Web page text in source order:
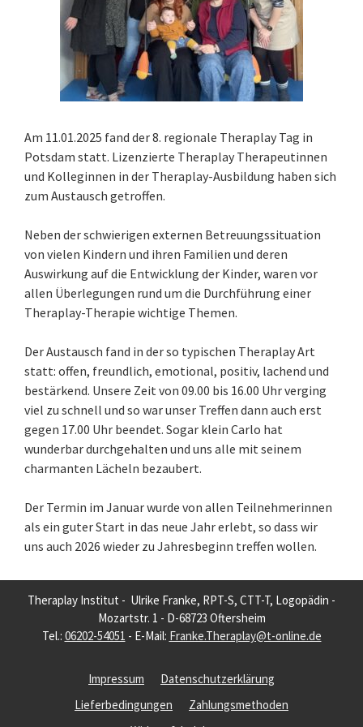
Am 11.01.2025 fand der 8. regionale Theraplay Tag in
Potsdam statt. Lizenzierte Theraplay Therapeutinnen
und Kolleginnen in der Theraplay-Ausbildung haben sich
zum Austausch getroffen.
Neben der schwierigen externen Betreuungssituation
von vielen Kindern und ihren Familien und deren
Auswirkung auf die Entwicklung der Kinder, waren vor
allen Überlegungen rund um die Durchführung einer
Theraplay-Therapie wichtige Themen.
Der Austausch fand in der so typischen Theraplay Art
statt: offen, freundlich, emotional, positiv, lachend und
bestärkend. Unsere Zeit von 09.00 bis 16.00 Uhr verging
viel zu schnell und so war unser Treffen dann auch erst
gegen 17.00 Uhr beendet. Sogar klein Carlo hat
wunderbar durchgehalten und uns alle mit seinem
charmanten Lächeln bezaubert.
Der Termin im Januar wurde von allen Teilnehmerinnen
als ein guter Start in das neue Jahr erlebt, so dass wir
uns auch 2026 wieder zu Jahresbeginn treffen wollen.
Theraplay Institut - Ulrike Franke, RPT-S, CTT-T, Logopädin -
Mozartstr. 1 - D-68723 Oftersheim
Tel.: 06202-54051 - E-Mail: Franke.Theraplay@t-online.de
Impressum
Datenschutzerklärung
Lieferbedingungen
Zahlungsmethoden